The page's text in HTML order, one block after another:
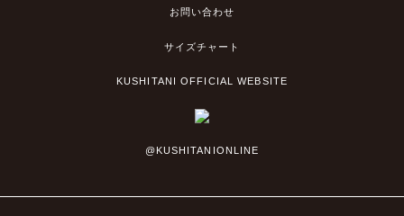
お問い合わせ
サイズチャート
KUSHITANI OFFICIAL WEBSITE
@KUSHITANIONLINE